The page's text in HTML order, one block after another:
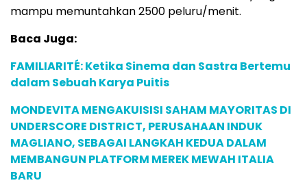
mampu memuntahkan 2500 peluru/menit.
Baca Juga:
FAMILIARITÉ: Ketika Sinema dan Sastra Bertemu
dalam Sebuah Karya Puitis
MONDEVITA MENGAKUISISI SAHAM MAYORITAS DI
UNDERSCORE DISTRICT, PERUSAHAAN INDUK
MAGLIANO, SEBAGAI LANGKAH KEDUA DALAM
MEMBANGUN PLATFORM MEREK MEWAH ITALIA
BARU